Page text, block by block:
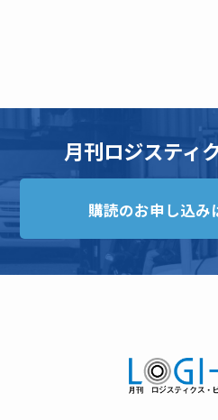
月刊ロジスティ
購読のお申し込み